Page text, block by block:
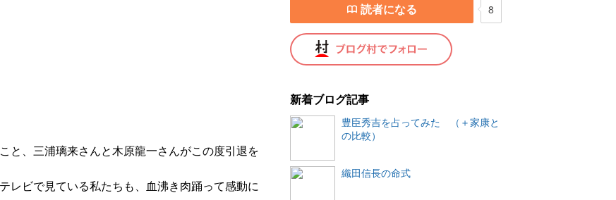
と、三浦璃来さんと木原龍一さんがこの度引退を
レビで見ている私たちも、血沸き肉踊って感動に
読者になる 8
新着ブログ記事
豊臣秀吉を占ってみた （＋家康と
の比較）
織田信長の命式